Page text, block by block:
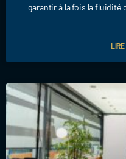
garantir à la fois la fluidité
LIRE